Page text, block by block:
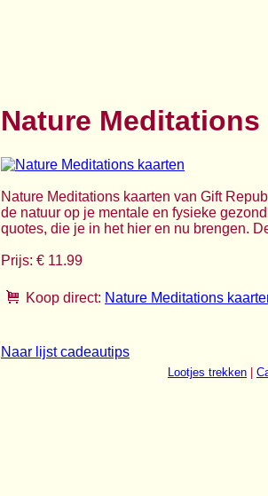
Nature Meditations
Nature Meditations kaarten van Gift
de natuur op je mentale en fysieke
quotes, die je in het hier en nu brengen.
Prijs: € 11.99
Koop direct: Nature Meditations
Naar lijst cadeautips
Lootjes trekken